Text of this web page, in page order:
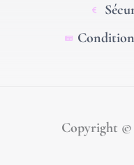
-
f
Copyright ©